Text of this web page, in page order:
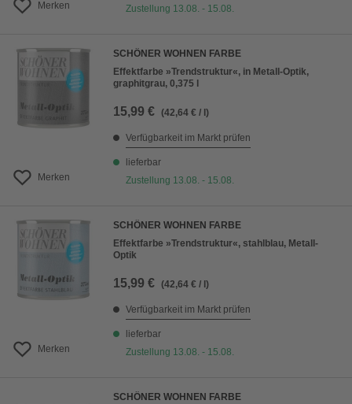
Merken Zustellung 13.08. - 15.08.
Merken
SCHÖNER WOHNEN FARBE
Effektfarbe »Trendstruktur«, in Metall-Optik,
graphitgrau, 0,375 l
15,99 € (42,64 € / l)
Verfügbarkeit im Markt prüfen
lieferbar
Zustellung 13.08. - 15.08.
Merken
SCHÖNER WOHNEN FARBE
Effektfarbe »Trendstruktur«, stahlblau, Metall-
Optik
15,99 € (42,64 € / l)
Verfügbarkeit im Markt prüfen
lieferbar
Zustellung 13.08. - 15.08.
SCHÖNER WOHNEN FARBE